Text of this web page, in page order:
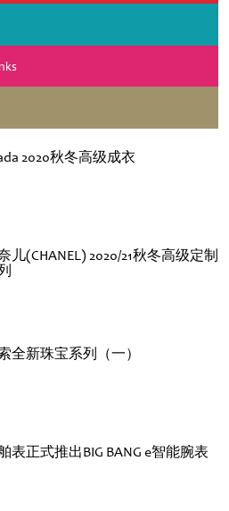
2020秋冬高级成衣
儿(CHANEL) 2020/21秋冬高级定制
全新珠宝系列（一）
表正式推出BIG BANG e智能腕表